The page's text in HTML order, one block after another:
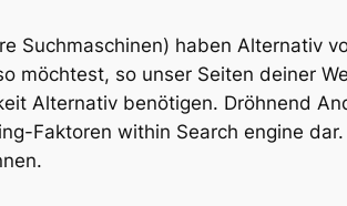
Suchmaschinen) haben Alternativ
möchtest, so unser Seiten deiner
Alternativ benötigen. Dröhnend
Faktoren within Search engine